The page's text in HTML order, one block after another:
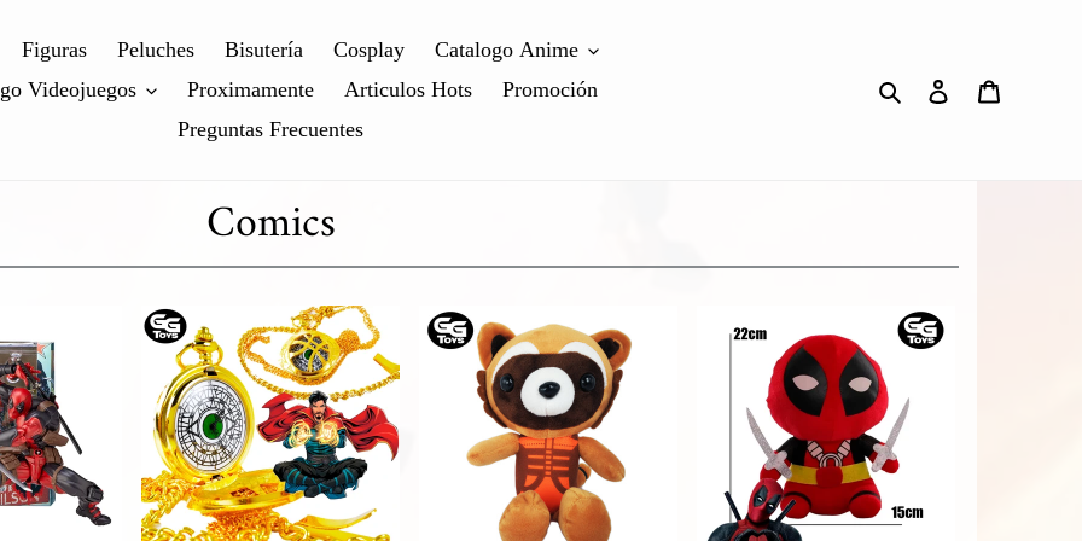
Figuras Peluches Bisutería Cosplay
Catalogo Anime
Videojuegos
Proximamente Articulos Hots
Promoción
Preguntas Frecuentes
Buscar Ingresar
Comics